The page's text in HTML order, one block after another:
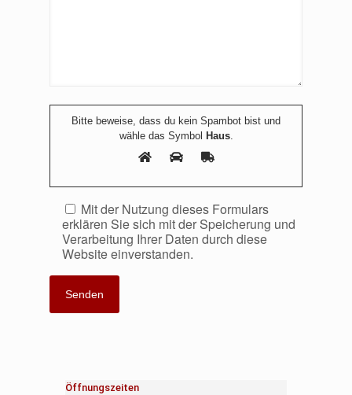
Bitte beweise, dass du kein Spambot bist und
wähle das Symbol Haus.
Mit der Nutzung dieses Formulars
erklären Sie sich mit der Speicherung und
Verarbeitung Ihrer Daten durch diese
Website einverstanden.
Öffnungszeiten